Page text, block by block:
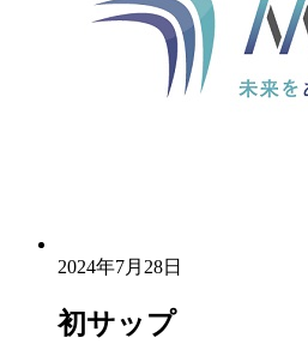
2024年7月28日
初サップ